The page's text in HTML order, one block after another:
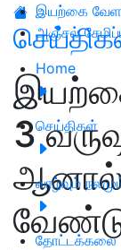
இயற்கை
அஞ்சல்
Home
செய்திகள்
வாழ்வும்
தோட்டக்கலை
3